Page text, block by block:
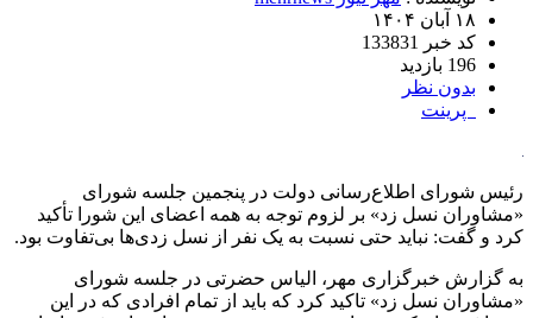
۱۸ آبان ۱۴۰۴
کد خبر 133831
196 بازدید
بدون نظر
پرینت
رئیس شورای اطلاع‌رسانی دولت در پنجمین جلسه شورای
«مشاوران نسل زد» بر لزوم توجه به همه اعضای این شورا تأکید
کرد و گفت: نباید حتی نسبت به یک نفر از نسل زدی‌ها بی‌تفاوت بود.
به گزارش خبرگزاری مهر، الیاس حضرتی در جلسه شورای
«مشاوران نسل زد» تاکید کرد که باید از تمام افرادی که در این